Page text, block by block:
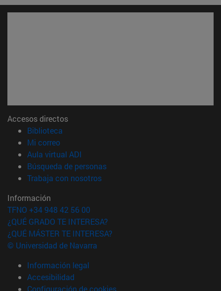
Accesos directos
Biblioteca
Mi correo(abre en nueva ventana)
Aula virtual ADI
Búsqueda de personas(abre en nueva ventana)
Trabaja con nosotros(abre en nueva ventana)
Información
TFNO +34 948 42 56 00
¿QUÉ GRADO TE INTERESA?
¿QUÉ MÁSTER TE INTERESA?
© Universidad de Navarra
Información legal
Accesibilidad
Configuración de cookies